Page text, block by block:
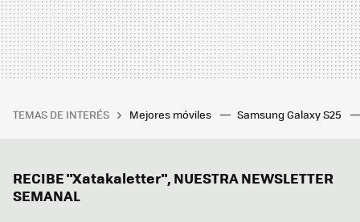
TEMAS DE INTERÉS Mejores móviles Samsung Galaxy S25
RECIBE "Xatakaletter", NUESTRA NEWSLETTER
SEMANAL